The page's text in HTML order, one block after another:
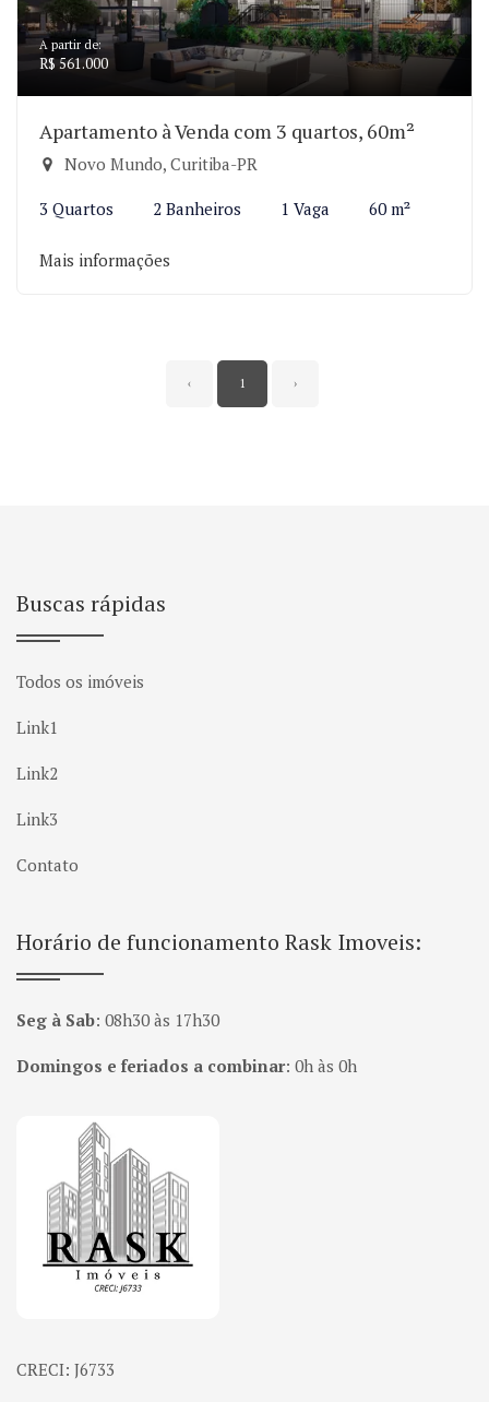
A partir de:
R$ 561.000
Apartamento à Venda com 3 quartos, 60m²
Novo Mundo, Curitiba-PR
3 Quartos 2 Banheiros 1 Vaga 60 m²
Mais informações
‹ 1 ›
Buscas rápidas
Todos os imóveis
Link1
Link2
Link3
Contato
Horário de funcionamento Rask Imoveis:
Seg à Sab: 08h30 às 17h30
Domingos e feriados a combinar: 0h às 0h
Página inicial
CRECI: J6733